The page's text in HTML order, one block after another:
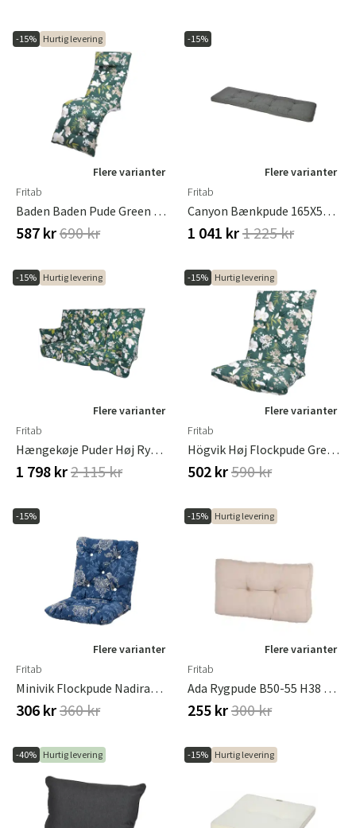
Sverige
Danmark
Norge
-15% Hurtig levering
Flere varianter
Fritab
Baden Baden Pude Green Botanical
587 kr690 kr
-15%
Flere varianter
Fritab
Canyon Bænkpude 165X50Cm Granitgrå
1 041 kr1 225 kr
-15% Hurtig levering
Flere varianter
Fritab
Hængekøje Puder Høj Ryg Green Botanical
1 798 kr2 115 kr
-15% Hurtig levering
Flere varianter
Fritab
Högvik Høj Flockpude Green Botanical
502 kr590 kr
-15%
Flere varianter
Fritab
Minivik Flockpude Nadirablue
306 kr360 kr
-15% Hurtig levering
Flere varianter
Fritab
Ada Rygpude B50-55 H38 Cm, Linned
255 kr300 kr
-40% Hurtig levering -15% Hurtig levering